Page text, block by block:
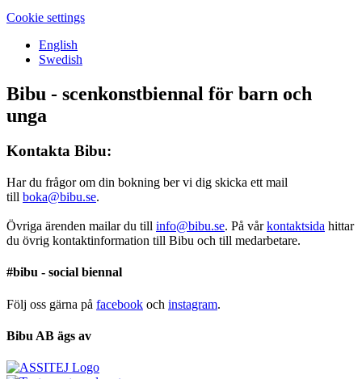
Cookie settings
English
Swedish
Bibu - scenkonstbiennal för barn och
unga
Kontakta Bibu:
Har du frågor om din bokning ber vi dig skicka ett mail
till boka@bibu.se.
Övriga ärenden mailar du till info@bibu.se. På vårkontaktsida hittar
du övrig kontaktinformation till Bibu och till medarbetare.
#bibu - social biennal
Följ oss gärna på facebook och instagram.
Bibu AB ägs av